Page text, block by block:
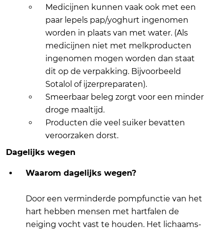
Medicijnen kunnen vaak ook met een
paar lepels pap/yoghurt ingenomen
worden in plaats van met water. (Als
medicijnen niet met melkproducten
ingenomen mogen worden dan staat
dit op de verpakking. Bijvoorbeeld
Sotalol of ijzerpreparaten).
Smeerbaar beleg zorgt voor een minder
droge maaltijd.
Producten die veel suiker bevatten
veroorzaken dorst.
Dagelijks wegen
Waarom dagelijks wegen?
Door een verminderde pompfunctie van het
hart hebben mensen met hartfalen de
neiging vocht vast te houden. Het lichaams-